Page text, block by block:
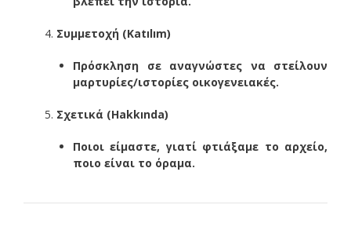
Συμμετοχή (Katılım)
Πρόσκληση σε αναγνώστες να στείλουν
μαρτυρίες/ιστορίες οικογενειακές.
Σχετικά (Hakkında)
Ποιοι είμαστε, γιατί φτιάξαμε το αρχείο,
ποιο είναι το όραμα.